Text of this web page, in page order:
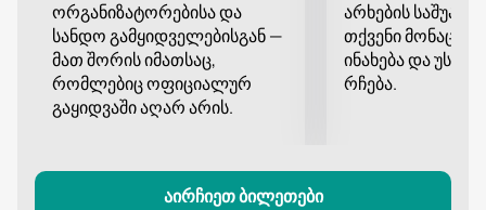
ორგანიზატორებისა და
სანდო გამყიდველებისგან —
მათ შორის იმათსაც,
რომლებიც ოფიციალურ
გაყიდვაში აღარ არის.
არხების
თქვენი
ინახება და
რჩება.
აირჩიეთ ბილეთები